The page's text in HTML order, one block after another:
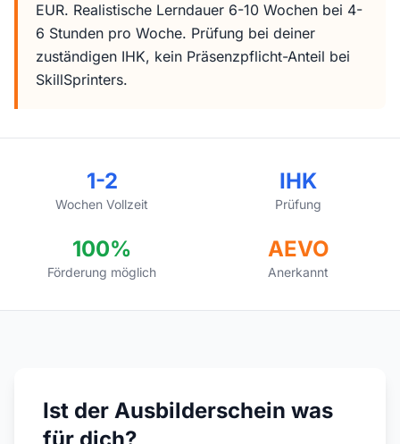
EUR. Realistische Lerndauer 6-10 Wochen bei 4-
6 Stunden pro Woche. Prüfung bei deiner
zuständigen IHK, kein Präsenzpflicht-Anteil bei
SkillSprinters.
1-2
Wochen Vollzeit
IHK
Prüfung
100%
Förderung möglich
AEVO
Anerkannt
Ist der Ausbilderschein was